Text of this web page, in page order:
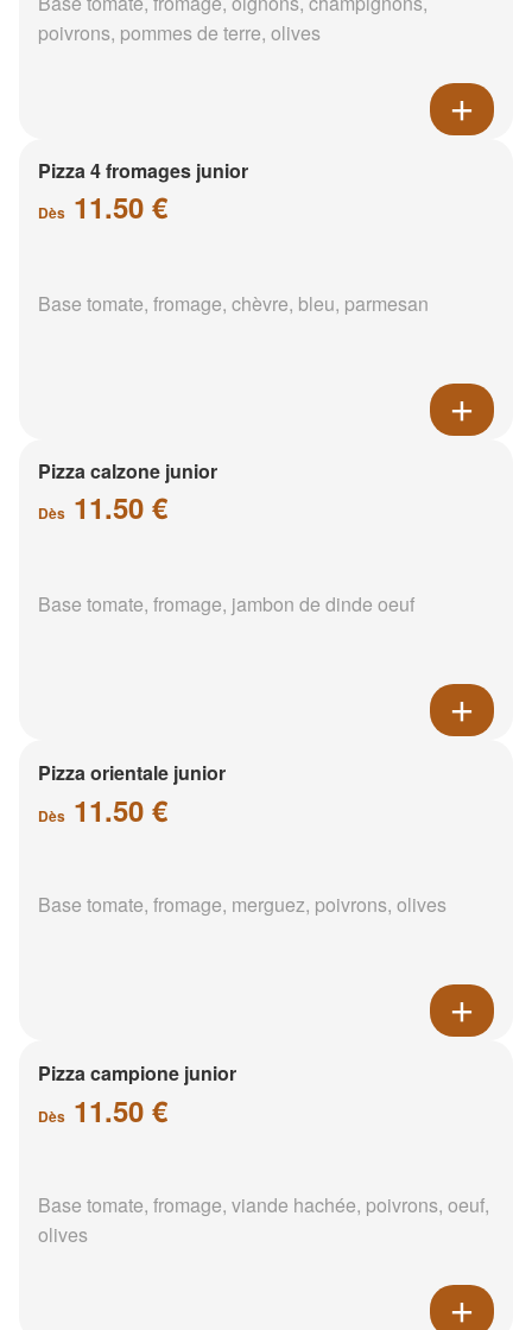
poivrons, pommes de terre, olives
Pizza 4 fromages junior
Dès 11.50 €
Base tomate, fromage, chèvre, bleu, parmesan
Pizza calzone junior
Dès 11.50 €
Base tomate, fromage, jambon de dinde oeuf
Pizza orientale junior
Dès 11.50 €
Base tomate, fromage, merguez, poivrons, olives
Pizza campione junior
Dès 11.50 €
Base tomate, fromage, viande hachée, poivrons, oeuf,
olives